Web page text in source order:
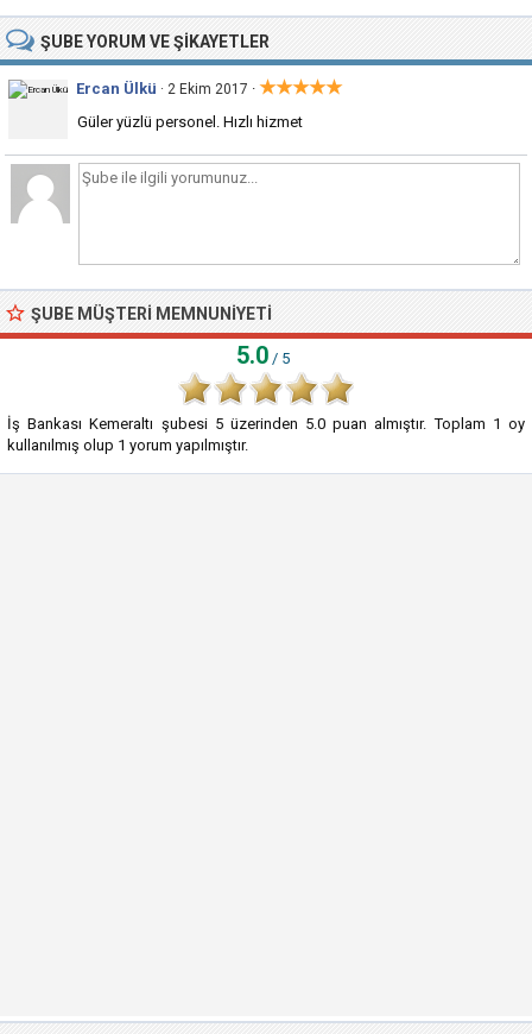
ŞUBEYORUM VE ŞIKAYETLER
Ercan Ülkü · 2 Ekim 2017 · ★★★★★
Güler yüzlü personel. Hızlı hizmet
ŞUBE MÜŞTERI MEMNUNIYETI
5.0 / 5
İş Bankası Kemeraltı şubesi 5üzerinden 5.0 puan almıştır. Toplam 1 oy
kullanılmış olup 1 yorum yapılmıştır.